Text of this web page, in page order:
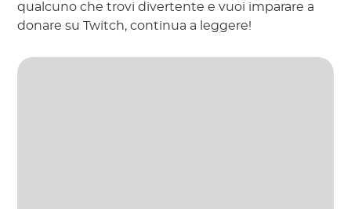
qualcuno che trovi divertente e vuoi imparare a
donare su Twitch, continua a leggere!